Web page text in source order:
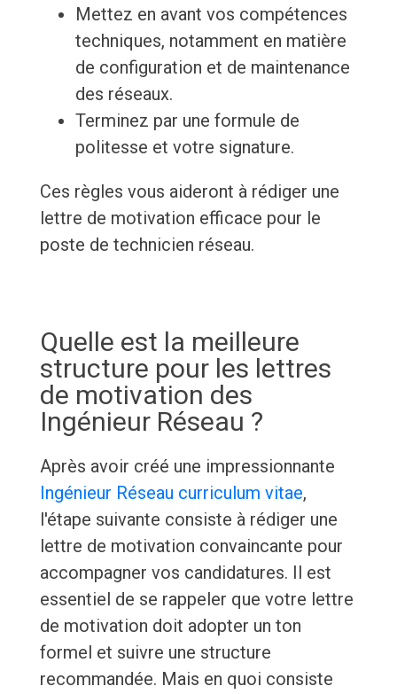
Mettez en avant vos compétences
techniques, notamment en matière
de configuration et de maintenance
des réseaux.
Terminez par une formule de
politesse et votre signature.
Ces règles vous aideront à rédiger une
lettre de motivation efficace pour le
poste de technicien réseau.
Quelle est la meilleure
structure pour les lettres
de motivation des
Ingénieur Réseau ?
Après avoir créé une impressionnante
Ingénieur Réseau curriculum vitae,
l'étape suivante consiste à rédiger une
lettre de motivation convaincante pour
accompagner vos candidatures. Il est
essentiel de se rappeler que votre lettre
de motivation doit adopter un ton
formel et suivre une structure
recommandée. Mais en quoi consiste